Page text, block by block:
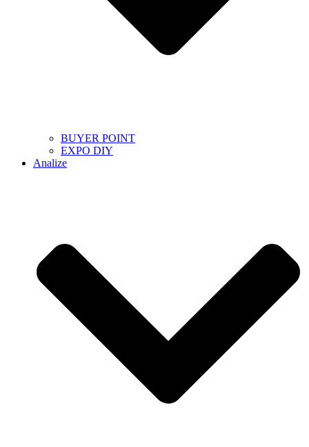
BUYER POINT
EXPO DIY
Analize